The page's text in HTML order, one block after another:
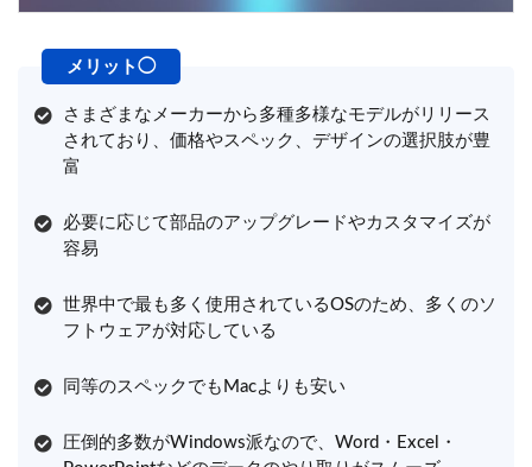
さまざまなメーカーから多種多様なモデルがリリース
されており、価格やスペック、デザインの選択肢が豊
富
必要に応じて部品のアップグレードやカスタマイズが
容易
世界中で最も多く使用されているOSのため、多くのソ
フトウェアが対応している
同等のスペックでもMacよりも安い
圧倒的多数がWindows派なので、Word・Excel・